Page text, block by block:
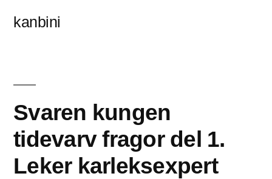
kanbini
Svaren kungen
tidevarv fragor del 1.
Leker karleksexpert